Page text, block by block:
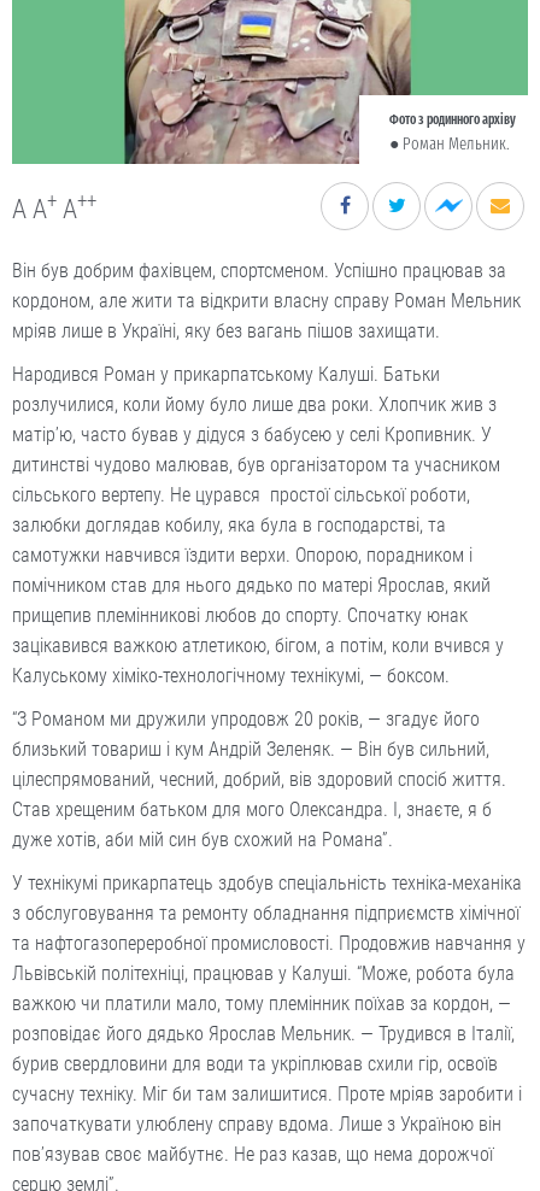
Фото з родинного архіву
● Роман Мельник.
A A+ A++
Він був добрим фахівцем, спортсменом. Успішно працював за
кордоном, але жити та відкрити власну справу Роман Мельник
мріяв лише в Україні, яку без вагань пішов захищати.
Народився Роман у прикарпатському Калуші. Батьки
розлучилися, коли йому було лише два роки. Хлопчик жив з
матір’ю, часто бував у дідуся з бабусею у селі Кропивник. У
дитинстві чудово малював, був організатором та учасником
сільського вертепу. Не цурався простої сільської роботи,
залюбки доглядав кобилу, яка була в господарстві, та
самотужки навчився їздити верхи. Опорою, порадником і
помічником став для нього дядько по матері Ярослав, який
прищепив племінникові любов до спорту. Спочатку юнак
зацікавився важкою атлетикою, бігом, а потім, коли вчився у
Калуському хіміко-технологічному технікумі, — боксом.
“З Романом ми дружили упродовж 20 років, — згадує його
близький товариш і кум Андрій Зеленяк. — Він був сильний,
цілеспрямований, чесний, доб­рий, вів здоровий спосіб життя.
Став хрещеним батьком для мого Олександра. І, знаєте, я б
дуже хотів, аби мій син був схожий на Романа”.
У технікумі прикарпатець здобув спеціальність техніка-механіка
з обслуговування та ремонту обладнання підприємств хімічної
та нафтогазопереробної промисловості. Продовжив навчання у
Львівській політехніці, працював у Калуші. “Може, робота була
важкою чи платили мало, тому племінник поїхав за кордон, —
розповідає його дядько Ярослав Мельник. — Трудився в Італії,
бурив свердловини для води та укріп­лював схили гір, освоїв
сучасну техніку. Міг би там залишитися. Проте мріяв заробити і
започаткувати улюблену справу вдома. Лише з Україною він
пов’язував своє майбутнє. Не раз казав, що нема дорожчої
серцю землі”.